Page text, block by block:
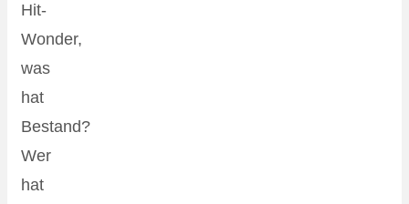
Hit-
Wonder,
was
hat
Bestand?
Wer
hat